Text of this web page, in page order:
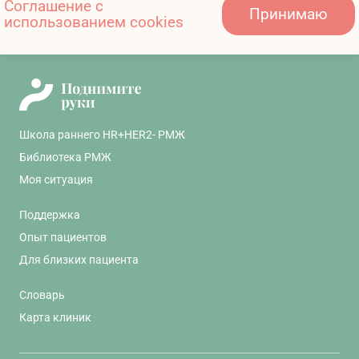
Jafari L, Akhter N. Heart failure prevention
and monitoring strategies in HER2-positive
breast cancer: a narrative review. Breast
11607081/onco/web/03.26/0
плечевого сустава
Школа раннего HR+HER2- РМЖ
Библиотека РМЖ
Моя ситуация
Поддержка
Опыт пациентов
Для близких пациента
Словарь
Карта клиник
Соглашение с
использованием cookies
Принимаю